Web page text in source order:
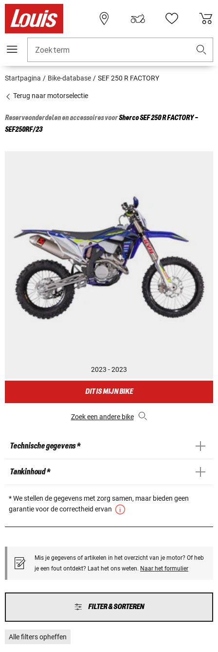
Zoekterm
Startpagina Bike-database SEF 250 R FACTORY
Terug naar motorselectie
Reserveonderdelen en accessoires voorShercoSEF 250 R FACTORY -
SEF250RF/23
2023 - 2023
DIT IS MIJN BIKE
Zoek een andere bike
Technische gegevens *
Tankinhoud *
* We stellen de gegevens met zorg samen, maar bieden geen
garantie voor de correctheid ervan
Mis je gegevens of artikelen in het overzicht van je motor? Of heb
je een fout ontdekt? Laat het ons weten. Naar het formulier
FILTER & SORTEREN
Alle filters opheffen